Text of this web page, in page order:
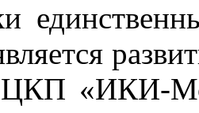
ЦКП «ИКИ-